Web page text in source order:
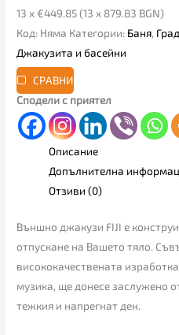
13 x €449.85 (13 x 879.83 BGN)
Код: Няма Категории: Баня,
Джакузита и басейни
СРАВНИ
Сподели с приятел
Описание
Допълнителна
Отзиви (0)
Външно джакузи FIJI е
отпускане на Вашето тяло.
висококачествената
музика, ще донесe заслужено
тежкия и напрегнат ден.